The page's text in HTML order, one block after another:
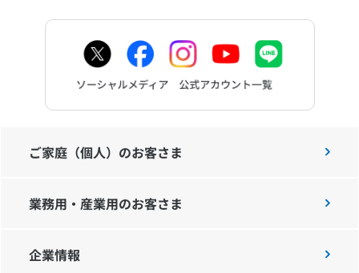
ご家庭（個人）のお客さま
業務用・産業用のお客さま
企業情報